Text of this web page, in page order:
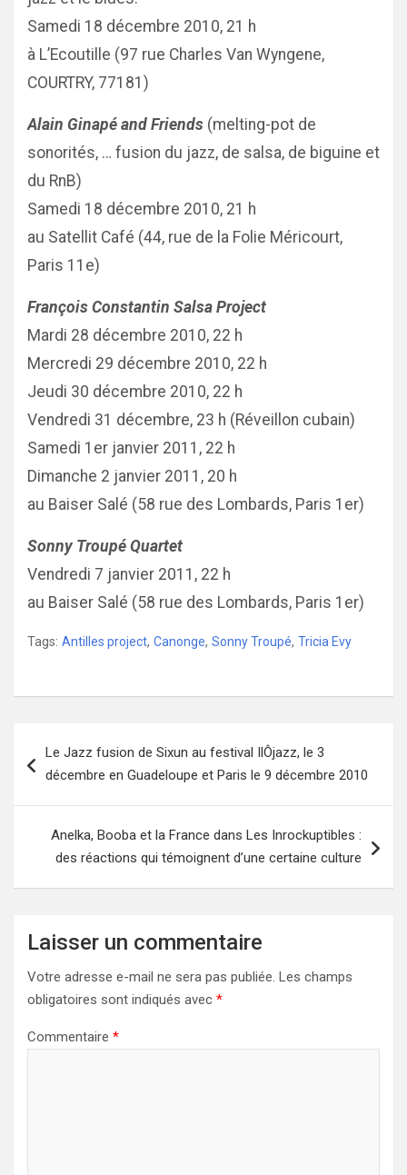
Samedi 18 décembre 2010, 21 h
à L’Ecoutille (97 rue Charles Van Wyngene,
COURTRY, 77181)
Alain Ginapé and Friends (melting-pot de
sonorités, … fusion du jazz, de salsa, de biguine et
du RnB)
Samedi 18 décembre 2010, 21 h
au Satellit Café (44, rue de la Folie Méricourt,
Paris 11e)
François Constantin Salsa Project
Mardi 28 décembre 2010, 22 h
Mercredi 29 décembre 2010, 22 h
Jeudi 30 décembre 2010, 22 h
Vendredi 31 décembre, 23 h (Réveillon cubain)
Samedi 1er janvier 2011, 22 h
Dimanche 2 janvier 2011, 20 h
au Baiser Salé (58 rue des Lombards, Paris 1er)
Sonny Troupé Quartet
Vendredi 7 janvier 2011, 22 h
au Baiser Salé (58 rue des Lombards, Paris 1er)
Tags: Antilles project, Canonge, Sonny Troupé, Tricia Evy
de
Le Jazz fusion de Sixun au festival IlÔjazz, le 3
décembre en Guadeloupe et Paris le 9 décembre 2010
Anelka, Booba et la France dans Les Inrockuptibles :
des réactions qui témoignent d’une certaine culture
Laisser un commentaire
Votre adresse e-mail ne sera pas publiée. Les champs
obligatoires sont indiqués avec *
Commentaire *